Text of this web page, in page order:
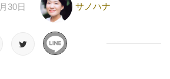
30日 サノハナ